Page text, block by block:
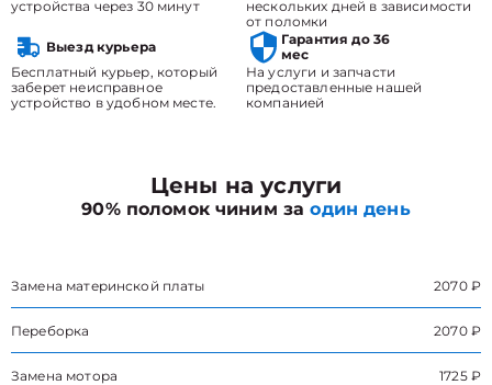
устройства через 30 минут
нескольких дней в зависимости
от поломки
Выезд курьера
Бесплатный курьер, который
заберет неисправное
устройство в удобном месте.
Гарантия до 36
мес
На услуги и запчасти
предоставленные нашей
компанией
Цены на услуги
90% поломок чиним заодин день
Замена материнской платы 2070 ₽
Переборка 2070 ₽
Замена мотора 1725 ₽